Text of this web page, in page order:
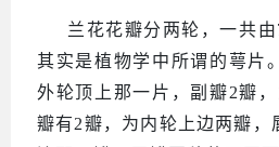
兰花花瓣分两轮，一共由
其实是植物学中所谓的萼片
外轮顶上那一片，副瓣2瓣
瓣有2瓣，为内轮上边两瓣，